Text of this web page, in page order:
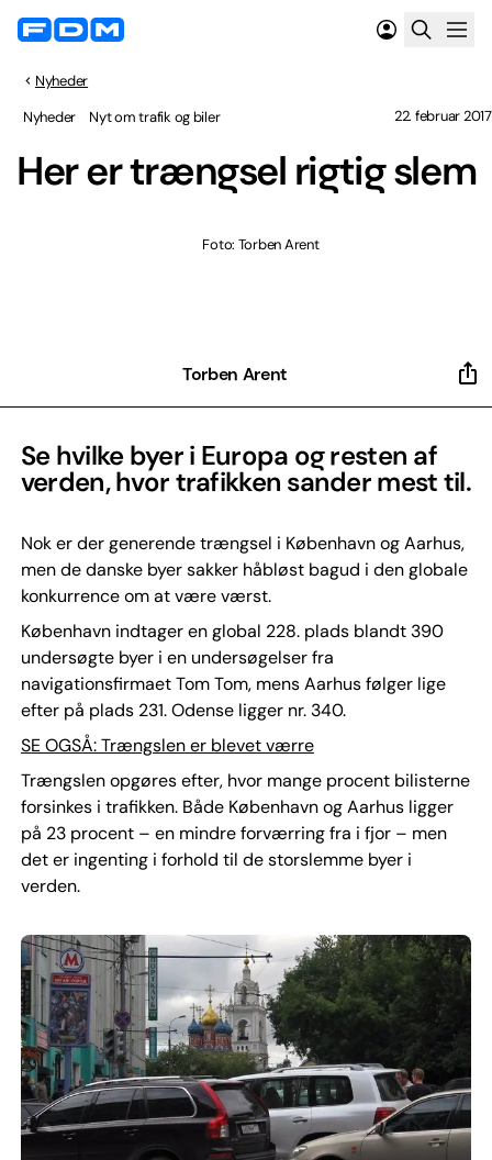
Nyheder
Her er trængsel rigtig slem
Nyheder Nyt om trafik og biler 22. februar 2017
Foto: Torben Arent
Torben Arent
Se hvilke byer i Europa og resten af
verden, hvor trafikken sander mest til.
Nok er der generende trængsel i København og Aarhus,
men de danske byer sakker håbløst bagud i den globale
konkurrence om at være værst.
København indtager en global 228. plads blandt 390
undersøgte byer i en undersøgelser fra
navigationsfirmaet Tom Tom, mens Aarhus følger lige
efter på plads 231. Odense ligger nr. 340.
SE OGSÅ: Trængslen er blevet værre
Trængslen opgøres efter, hvor mange procent bilisterne
forsinkes i trafikken. Både København og Aarhus ligger
på 23 procent – en mindre forværring fra i fjor – men
det er ingenting i forhold til de storslemme byer i
verden.